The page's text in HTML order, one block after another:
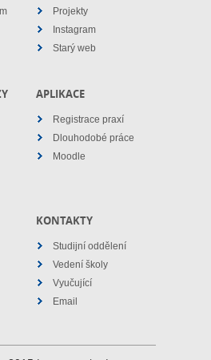
Projekty
Instagram
Starý web
APLIKACE
Registrace praxí
Dlouhodobé práce
Moodle
KONTAKTY
Studijní oddělení
Vedení školy
Vyučující
Email